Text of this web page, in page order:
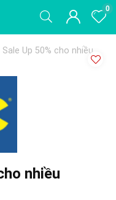
0
Sale Up 50% cho nhiều
nhiều